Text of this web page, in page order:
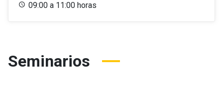
09:00 a 11:00 horas
Seminarios